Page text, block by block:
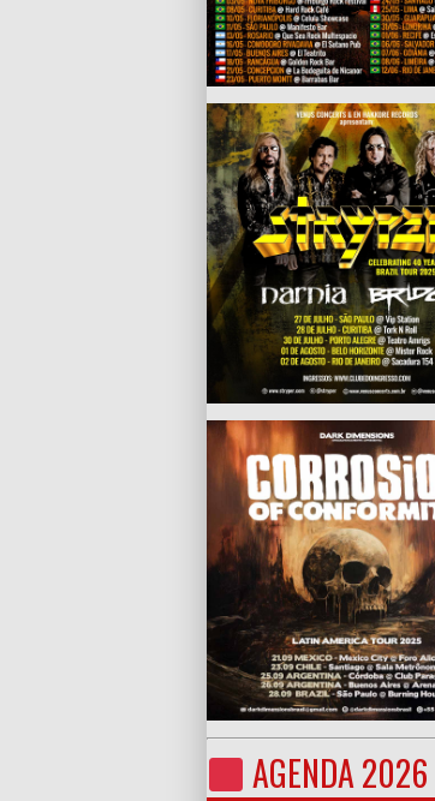
AGENDA 2026